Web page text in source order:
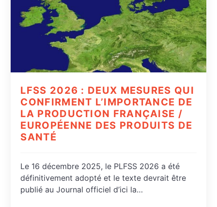
LFSS 2026 : DEUX MESURES QUI
CONFIRMENT L’IMPORTANCE DE
LA PRODUCTION FRANÇAISE /
EUROPÉENNE DES PRODUITS DE
SANTÉ
Le 16 décembre 2025, le PLFSS 2026 a été
définitivement adopté et le texte devrait être
publié au Journal officiel d’ici la…